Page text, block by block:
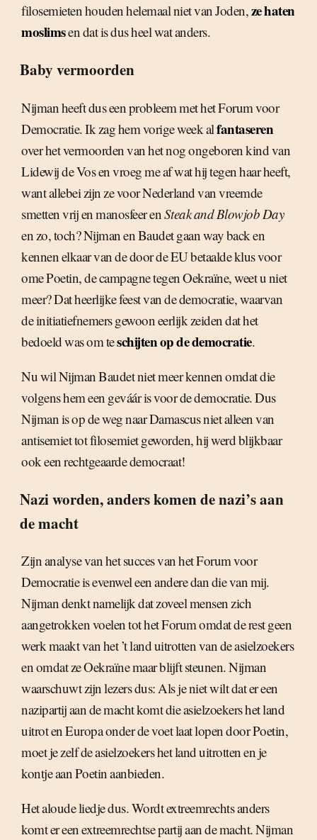
filosemieten houden helemaal niet van Joden,ze haten
moslimsen dat is dus heel wat anders.
Baby vermoorden
Nijman heeft dus een probleem met het Forum voor
Democratie. Ik zag hem vorige week alfantaseren
over het vermoorden van het nog ongeboren kind van
Lidewij de Vos en vroeg me af wat hij tegen haar heeft,
want allebei zijn ze voor Nederland van vreemde
smetten vrij en manosfeer en Steak and Blowjob Day
en zo, toch? Nijman en Baudet gaan way back en
kennen elkaar van de door de EU betaalde klus voor
ome Poetin, de campagne tegen Oekraïne, weet u niet
meer? Dat heerlijke feest van de democratie, waarvan
de initiatiefnemers gewoon eerlijk zeiden dat het
bedoeld was om teschijten op de democratie.
Nu wil Nijman Baudet niet meer kennen omdat die
volgens hem een geváár is voor de democratie. Dus
Nijman is op de weg naar Damascus niet alleen van
antisemiet tot filosemiet geworden, hij werd blijkbaar
ook een rechtgeaarde democraat!
Nazi worden, anders komen de nazi’s aan
de macht
Zijn analyse van het succes van het Forum voor
Democratie is evenwel een andere dan die van mij.
Nijman denkt namelijk dat zoveel mensen zich
aangetrokken voelen tot het Forum omdat de rest geen
werk maakt van het ’t land uitrotten van de asielzoekers
en omdat ze Oekraïne maar blijft steunen. Nijman
waarschuwt zijn lezers dus: Als je niet wilt dat er een
nazipartij aan de macht komt die asielzoekers het land
uitrot en Europa onder de voet laat lopen door Poetin,
moet je zelf de asielzoekers het land uitrotten en je
kontje aan Poetin aanbieden.
Het aloude liedje dus. Wordt extreemrechts anders
komt er een extreemrechtse partij aan de macht. Nijman